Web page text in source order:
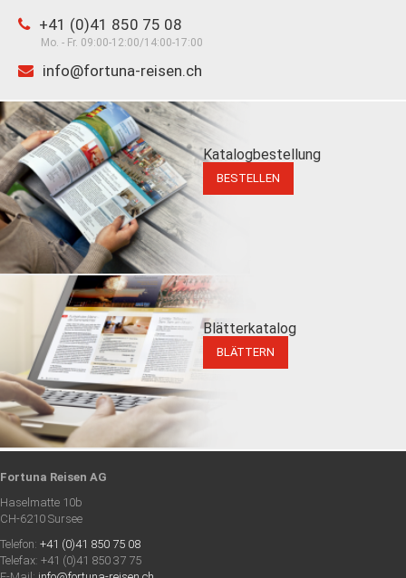
+41 (0)41 850 75 08
Mo. - Fr. 09:00-12:00/14:00-17:00
info@fortuna-reisen.ch
Katalogbestellung
BESTELLEN
Blätterkatalog
BLÄTTERN
Fortuna Reisen AG
Haselmatte 10b
CH-6210 Sursee
Telefon: +41 (0)41 850 75 08
Telefax: +41 (0)41 850 37 75